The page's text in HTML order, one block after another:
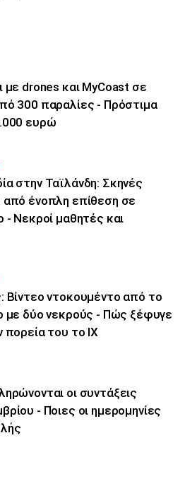
με drones και MyCoast σε
300 παραλίες - Πρόστιμα
ευρώ
στην Ταϊλάνδη: Σκηνές
από ένοπλη επίθεση σε
- Νεκροί μαθητές και
Βίντεο ντοκουμέντο από το
με δύο νεκρούς - Πώς ξέφυγε
πορεία του το ΙΧ
οι συντάξεις
- Ποιες οι ημερομηνίες